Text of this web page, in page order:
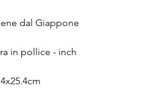
dal Giappone
in pollice - inch